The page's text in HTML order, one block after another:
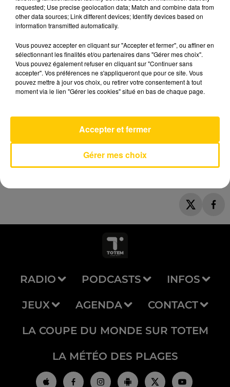
Ecoutez sur Totem l'information à Tulle, Brive,
dans le Nord du Lot et le pays sarladais avec les
reportages de nos journalistes sur le terrain.
OLIVIA RODRIGO
RADIO PODCASTS INFOS
JEUX AGENDA CONTACT
LA COUPE DU MONDE SUR TOTEM
LA MÉTÉO DES PLAGES
requested; Use precise geolocation data; Match and combine data from
other data sources; Link different devices; Identify devices based on
information transmitted automatically.
Vous pouvez accepter en cliquant sur "Accepter et fermer", ou affiner en
sélectionnant les finalités et/ou partenaires dans "Gérer mes choix".
Vous pouvez également refuser en cliquant sur "Continuer sans
accepter". Vos préférences ne s'appliqueront que pour ce site. Vous
pouvez mettre à jour vos choix, ou retirer votre consentement à tout
moment via le lien "Gérer les cookies" situé en bas de chaque page.
Gérer mes choix
Accepter et fermer